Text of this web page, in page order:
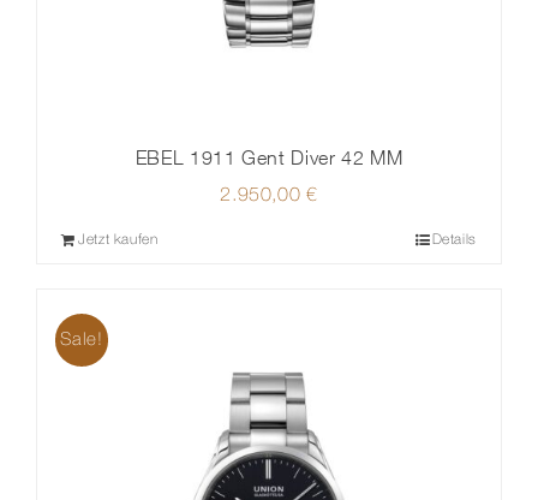
EBEL 1911 Gent Diver 42 MM
2.950,00€
Jetzt kaufen Details
Sale!